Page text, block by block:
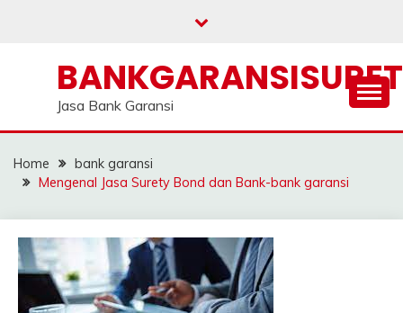
Jasa Bank Garansi
Home
bank garansi
Mengenal Jasa Surety Bond dan Bank-bank garansi